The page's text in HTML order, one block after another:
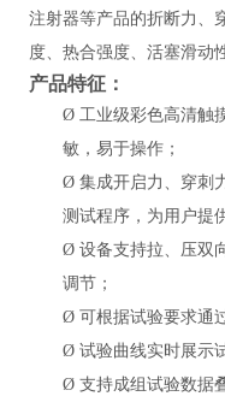
注射器等产品的折断力、
度、热合强度、活塞滑动
产品特征：
Ø 工业级彩色高清触
敏，易于操作；
Ø 集成开启力、穿刺
测试程序，为用户提
Ø 设备支持拉、压双
调节；
Ø 可根据试验要求通
Ø 试验曲线实时展示
Ø 支持成组试验数据